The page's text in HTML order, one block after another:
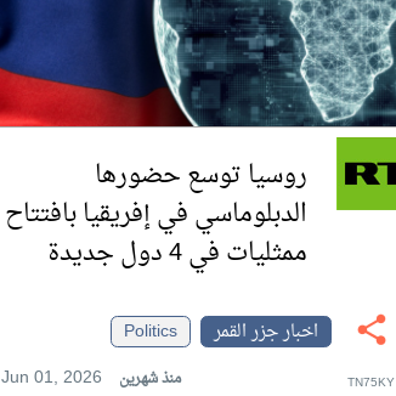
روسيا توسع حضورها
الدبلوماسي في إفريقيا بافتتاح
ممثليات في 4 دول جديدة
اخبار جزر القمر
Politics
Jun 01, 2026
منذ شهرين TN75KY